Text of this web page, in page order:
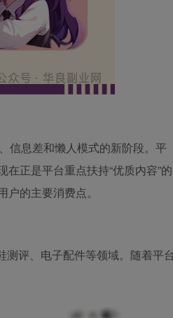
信息差和懒人模式的新阶段。平
正是平台重点扶持“优质内容”的
的主要消费点。
测评、电子配件等领域。随着平